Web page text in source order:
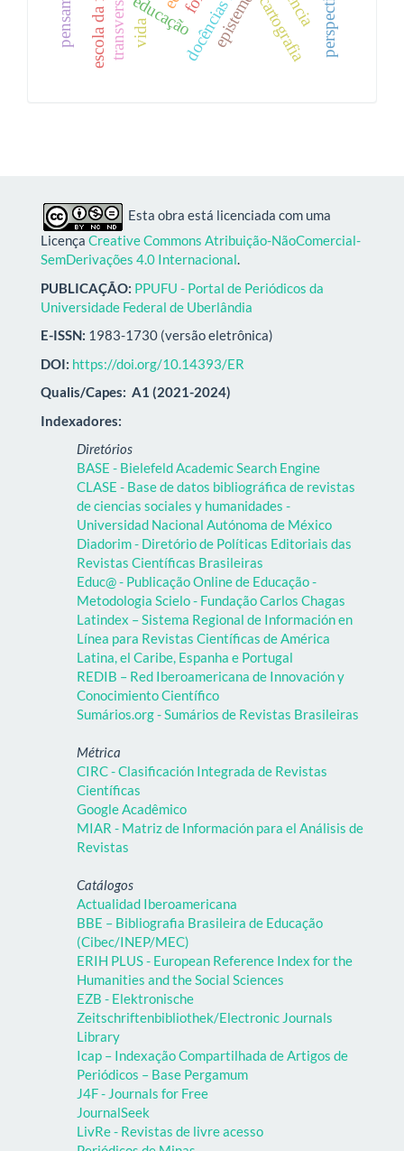
educação
vida cartografia
Esta obra está licenciada com uma
Licença Creative Commons Atribuição-NãoComercial-
SemDerivações 4.0 Internacional.
PUBLICAÇÃO: PPUFU - Portal de Periódicos da
Universidade Federal de Uberlândia
E-ISSN: 1983-1730 (versão eletrônica)
DOI: https://doi.org/10.14393/ER
Qualis/Capes: A1 (2021-2024)
Indexadores:
Diretórios
BASE - Bielefeld Academic Search Engine
CLASE - Base de datos bibliográfica de revistas
de ciencias sociales y humanidades -
Universidad Nacional Autónoma de México
Diadorim - Diretório de Políticas Editoriais das
Revistas Científicas Brasileiras
Educ@ - Publicação Online de Educação -
Metodologia Scielo - Fundação Carlos Chagas
Latindex – Sistema Regional de Información en
Línea para Revistas Científicas de América
Latina, el Caribe, Espanha e Portugal
REDIB – Red Iberoamericana de Innovación y
Conocimiento Científico
Sumários.org - Sumários de Revistas Brasileiras
Métrica
CIRC - Clasificación Integrada de Revistas
Científicas
Google Acadêmico
MIAR - Matriz de Información para el Análisis de
Revistas
Catálogos
Actualidad Iberoamericana
BBE – Bibliografia Brasileira de Educação
(Cibec/INEP/MEC)
ERIH PLUS - European Reference Index for the
Humanities and the Social Sciences
EZB - Elektronische
Zeitschriftenbibliothek/Electronic Journals
Library
Icap – Indexação Compartilhada de Artigos de
Periódicos – Base Pergamum
J4F - Journals for Free
JournalSeek
LivRe - Revistas de livre acesso